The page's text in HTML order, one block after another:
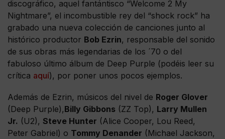
discográfico, aquel fantántisco “Welcome 2 My
Nightmare”, el incombustible rey del “shock rock” ha
grabado una nueva colección de canciones junto al
histórico productor Bob Ezrin, responsable del sonido
de sus obras más legendarias de los ´70 o del
fabuloso último álbum de Deep Purple (podéis leer su
crítica aquí), por poner unos pocos ejemplos.
Además de Ezrin, músicos del nivel de Roger Glover
(Deep Purple),Billy Gibbons (ZZ Top), Larry Mullen
Jr. (U2), Steve Hunter (Alice Cooper, Lou Reed,
Peter Gabriel) o Tommy Denander (Michael Jackson,